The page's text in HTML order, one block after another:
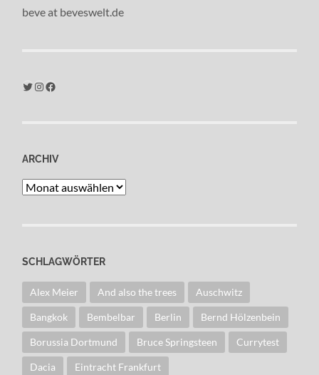
beve at beveswelt.de
Twitter Instagram Facebook
ARCHIV
Archiv
SCHLAGWÖRTER
Alex Meier And also the trees Auschwitz
Bangkok Bembelbar Berlin Bernd Hölzenbein
Borussia Dortmund Bruce Springsteen Currytest
Dacia Eintracht Frankfurt